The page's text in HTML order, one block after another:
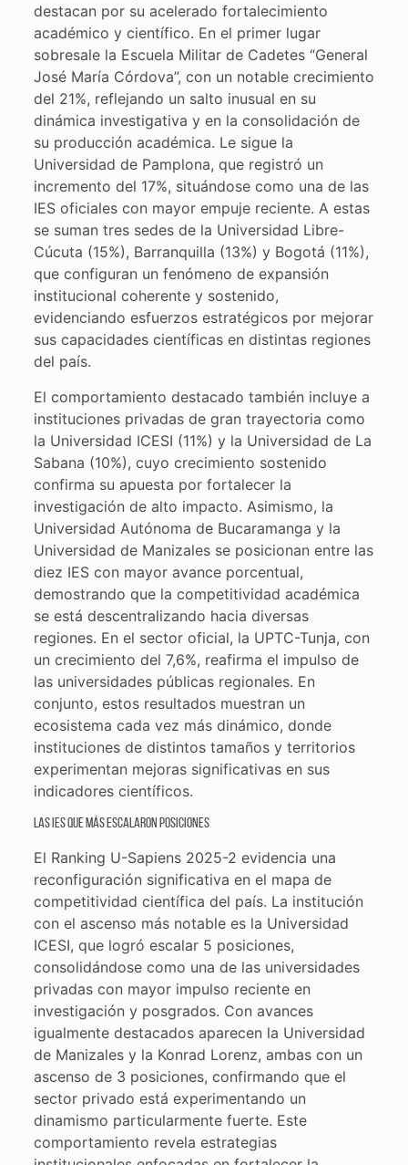
destacan por su acelerado fortalecimiento
académico y científico. En el primer lugar
sobresale la Escuela Militar de Cadetes “General
José María Córdova”, con un notable crecimiento
del 21%, reflejando un salto inusual en su
dinámica investigativa y en la consolidación de
su producción académica. Le sigue la
Universidad de Pamplona, que registró un
incremento del 17%, situándose como una de las
IES oficiales con mayor empuje reciente. A estas
se suman tres sedes de la Universidad Libre-
Cúcuta (15%), Barranquilla (13%) y Bogotá (11%),
que configuran un fenómeno de expansión
institucional coherente y sostenido,
evidenciando esfuerzos estratégicos por mejorar
sus capacidades científicas en distintas regiones
del país.
El comportamiento destacado también incluye a
instituciones privadas de gran trayectoria como
la Universidad ICESI (11%) y la Universidad de La
Sabana (10%), cuyo crecimiento sostenido
confirma su apuesta por fortalecer la
investigación de alto impacto. Asimismo, la
Universidad Autónoma de Bucaramanga y la
Universidad de Manizales se posicionan entre las
diez IES con mayor avance porcentual,
demostrando que la competitividad académica
se está descentralizando hacia diversas
regiones. En el sector oficial, la UPTC-Tunja, con
un crecimiento del 7,6%, reafirma el impulso de
las universidades públicas regionales. En
conjunto, estos resultados muestran un
ecosistema cada vez más dinámico, donde
instituciones de distintos tamaños y territorios
experimentan mejoras significativas en sus
indicadores científicos.
Las IES que más escalaron posiciones
El Ranking U-Sapiens 2025-2 evidencia una
reconfiguración significativa en el mapa de
competitividad científica del país. La institución
con el ascenso más notable es la Universidad
ICESI, que logró escalar 5 posiciones,
consolidándose como una de las universidades
privadas con mayor impulso reciente en
investigación y posgrados. Con avances
igualmente destacados aparecen la Universidad
de Manizales y la Konrad Lorenz, ambas con un
ascenso de 3 posiciones, confirmando que el
sector privado está experimentando un
dinamismo particularmente fuerte. Este
comportamiento revela estrategias